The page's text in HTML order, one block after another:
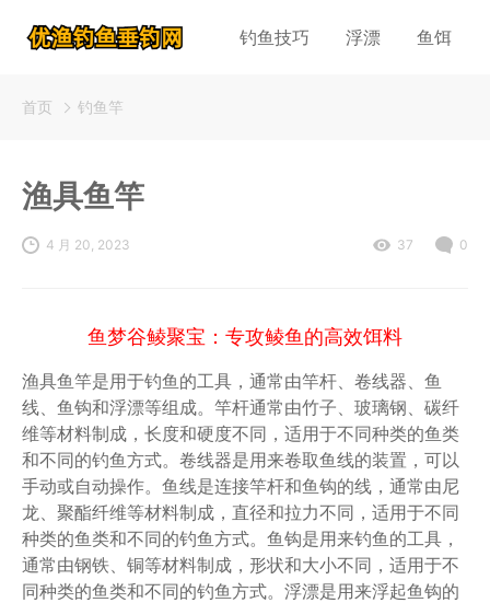
钓鱼技巧 浮漂 鱼饵
首页 钓鱼竿
渔具鱼竿
4 月 20, 2023 37 0
鱼梦谷鲮聚宝：专攻鲮鱼的高效饵料
渔具鱼竿是用于钓鱼的工具，通常由竿杆、卷线器、鱼
线、鱼钩和浮漂等组成。竿杆通常由竹子、玻璃钢、碳纤
维等材料制成，长度和硬度不同，适用于不同种类的鱼类
和不同的钓鱼方式。卷线器是用来卷取鱼线的装置，可以
手动或自动操作。鱼线是连接竿杆和鱼钩的线，通常由尼
龙、聚酯纤维等材料制成，直径和拉力不同，适用于不同
种类的鱼类和不同的钓鱼方式。鱼钩是用来钓鱼的工具，
通常由钢铁、铜等材料制成，形状和大小不同，适用于不
同种类的鱼类和不同的钓鱼方式。浮漂是用来浮起鱼钩的